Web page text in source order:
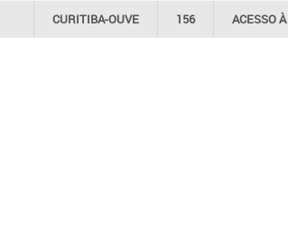
CURITIBA-OUVE 156 ACESSO À